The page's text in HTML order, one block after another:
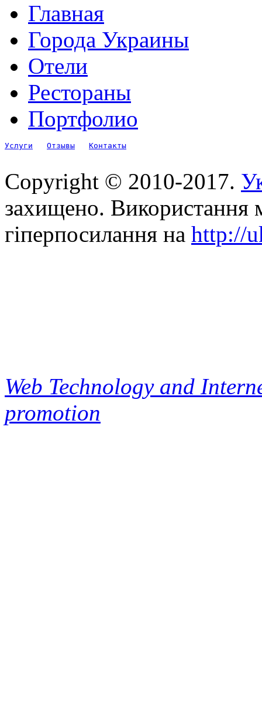
Главная
Города Украины
Отели
Рестораны
Портфолио
Услуги Отзывы Контакты
Copyright © 2010-2017.
захищено. Використання
гіперпосилання на http://
Web Technology and
promotion